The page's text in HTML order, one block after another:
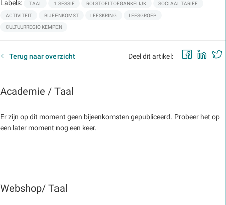
Labels: TAAL 1 SESSIE ROLSTOELTOEGANKELIJK SOCIAAL TARIEF
ACTIVITEIT BIJEENKOMST LEESKRING LEESGROEP
CULTUURREGIO KEMPEN
Terug naar overzicht Deel dit artikel:
Academie / Taal
Er zijn op dit moment geen bijeenkomsten gepubliceerd. Probeer het op
een later moment nog een keer.
Webshop/ Taal